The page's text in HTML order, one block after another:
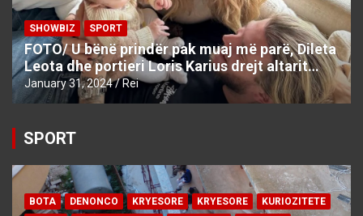
SHOWBIZ SPORT
FOTO/ U bënë prindër pak muaj më parë, Dileta
Leota dhe portieri Loris Karius drejt altarit…
January 31, 2024 Rei
SPORT
BOTA DENONCO KRYESORE KRYESORE
KURIOZITETE